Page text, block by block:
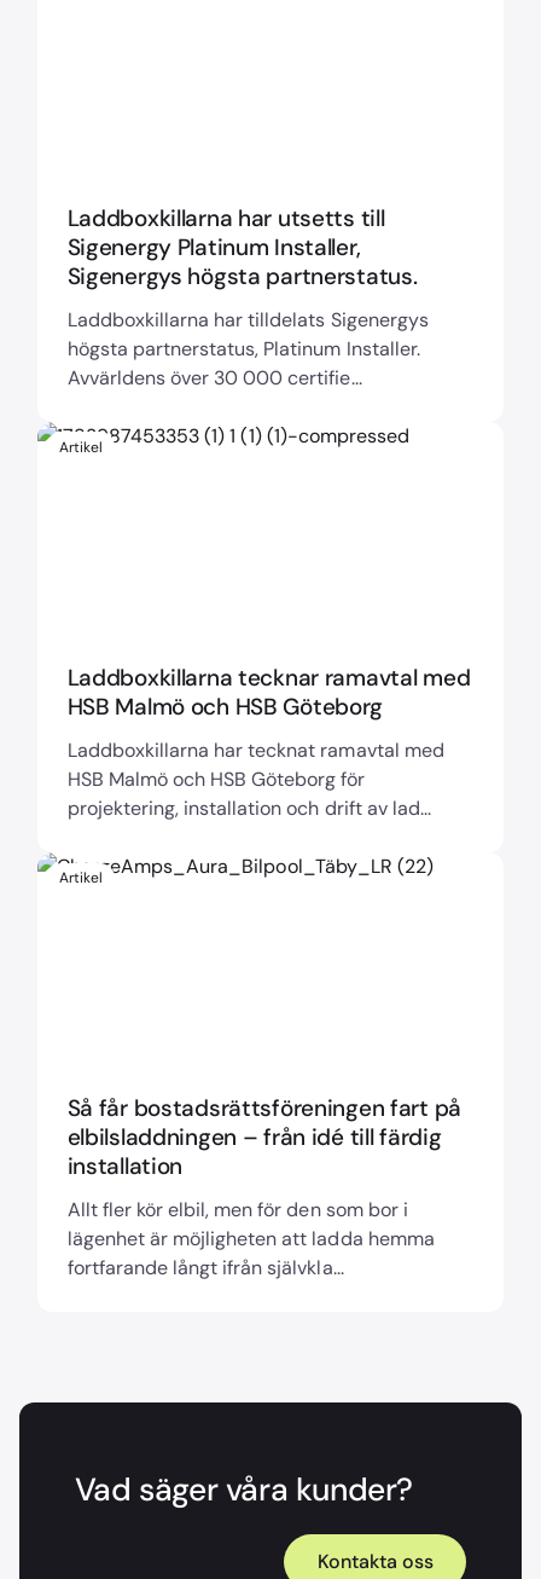
Laddboxkillarna har utsetts till
Sigenergy Platinum Installer,
Sigenergys högsta partnerstatus.
Laddboxkillarna har tilldelats Sigenergys
högsta partnerstatus, Platinum Installer.
Avvärldens över 30 000 certifie...
Artikel
Laddboxkillarna tecknar ramavtal med
HSB Malmö och HSB Göteborg
Laddboxkillarna har tecknat ramavtal med
HSB Malmö och HSB Göteborg för
projektering, installation och drift av lad...
Artikel
Så får bostadsrättsföreningen fart på
elbilsladdningen – från idé till färdig
installation
Allt fler kör elbil, men för den som bor i
lägenhet är möjligheten att ladda hemma
fortfarande långt ifrån självkla...
Vad säger våra kunder?
Kontakta oss